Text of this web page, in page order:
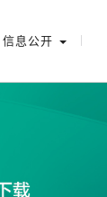
信息公开